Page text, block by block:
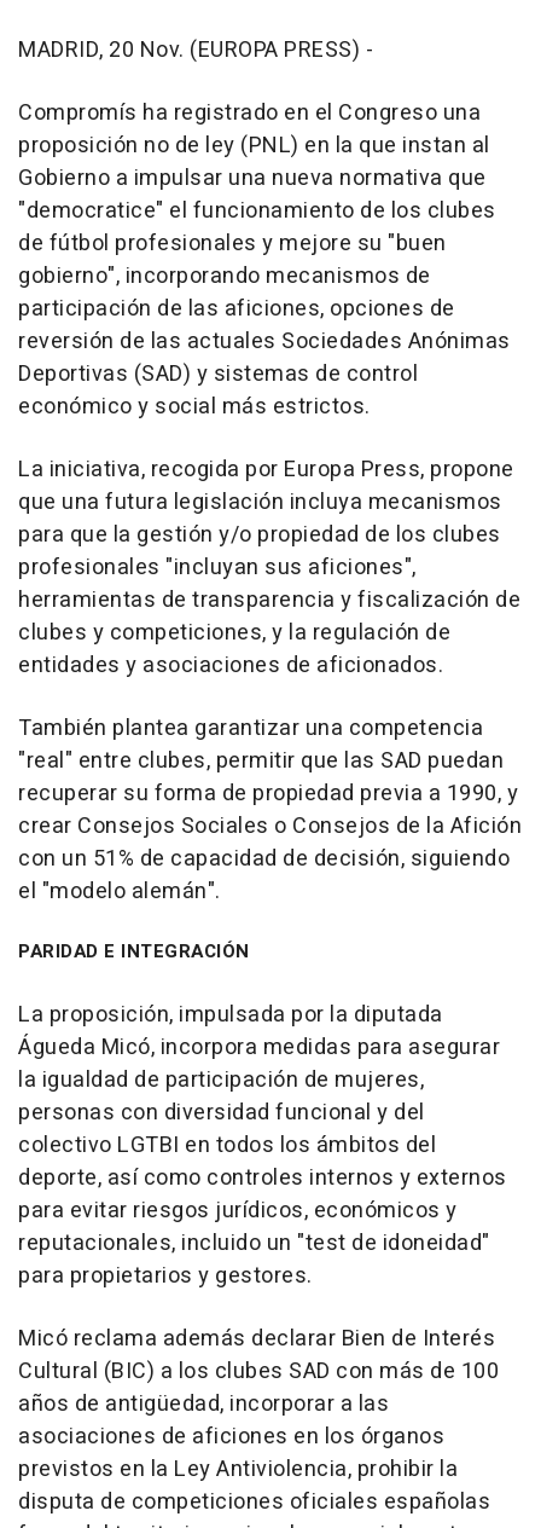
MADRID, 20 Nov. (EUROPA PRESS) -
Compromís ha registrado en el Congreso una
proposición no de ley (PNL) en la que instan al
Gobierno a impulsar una nueva normativa que
"democratice" el funcionamiento de los clubes
de fútbol profesionales y mejore su "buen
gobierno", incorporando mecanismos de
participación de las aficiones, opciones de
reversión de las actuales Sociedades Anónimas
Deportivas (SAD) y sistemas de control
económico y social más estrictos.
La iniciativa, recogida por Europa Press, propone
que una futura legislación incluya mecanismos
para que la gestión y/o propiedad de los clubes
profesionales "incluyan sus aficiones",
herramientas de transparencia y fiscalización de
clubes y competiciones, y la regulación de
entidades y asociaciones de aficionados.
También plantea garantizar una competencia
"real" entre clubes, permitir que las SAD puedan
recuperar su forma de propiedad previa a 1990, y
crear Consejos Sociales o Consejos de la Afición
con un 51% de capacidad de decisión, siguiendo
el "modelo alemán".
PARIDAD E INTEGRACIÓN
La proposición, impulsada por la diputada
Águeda Micó, incorpora medidas para asegurar
la igualdad de participación de mujeres,
personas con diversidad funcional y del
colectivo LGTBI en todos los ámbitos del
deporte, así como controles internos y externos
para evitar riesgos jurídicos, económicos y
reputacionales, incluido un "test de idoneidad"
para propietarios y gestores.
Micó reclama además declarar Bien de Interés
Cultural (BIC) a los clubes SAD con más de 100
años de antigüedad, incorporar a las
asociaciones de aficiones en los órganos
previstos en la Ley Antiviolencia, prohibir la
disputa de competiciones oficiales españolas